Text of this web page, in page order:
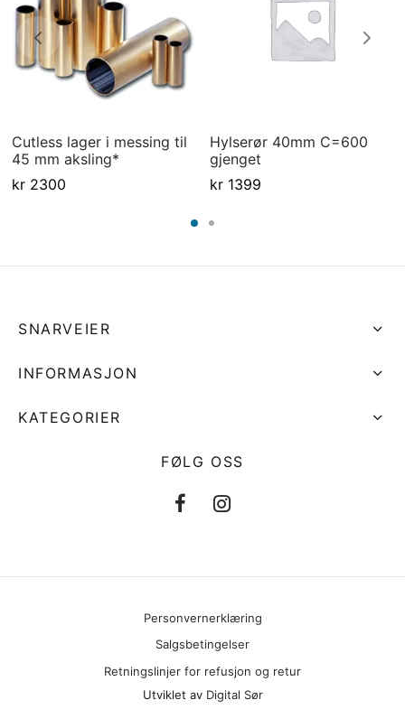
Cutless lager i messing til
45 mm aksling*
kr2300
Hylserør 40mm C=600
gjenget
kr1399
SNARVEIER
INFORMASJON
KATEGORIER
FØLG OSS
Personvernerklæring
Salgsbetingelser
Retningslinjer for refusjon og retur
Utviklet av Digital Sør